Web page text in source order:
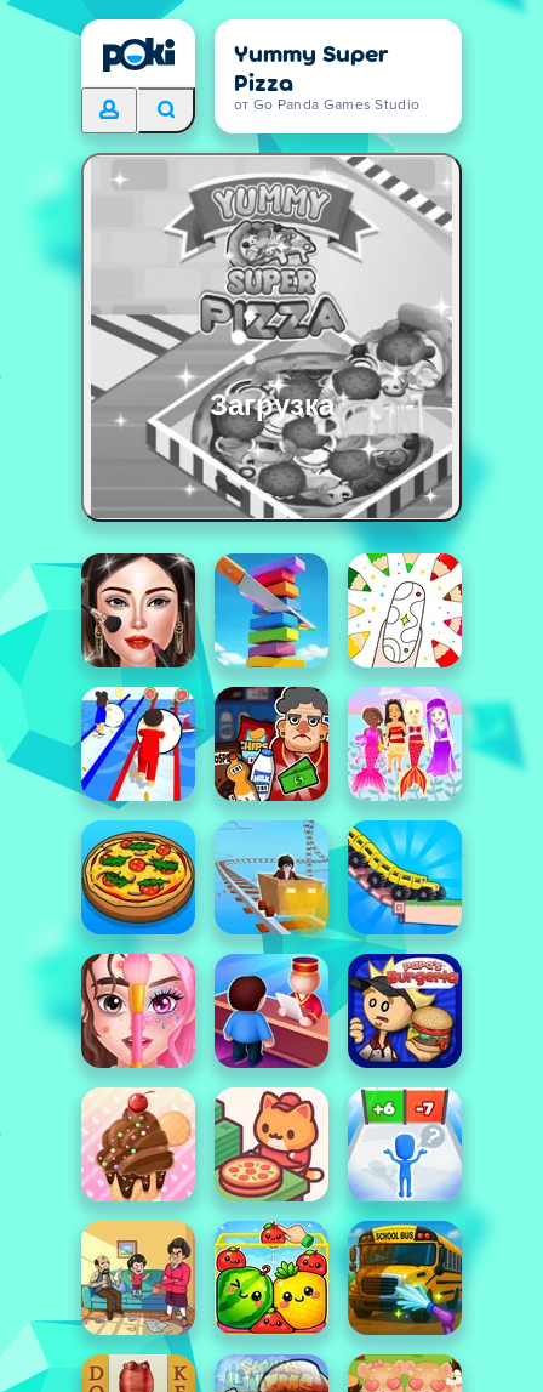
Yummy Super
Pizza
от Go Panda Games Studio
Загрузка